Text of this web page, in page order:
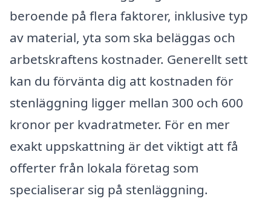
beroende på flera faktorer, inklusive typ
av material, yta som ska beläggas och
arbetskraftens kostnader. Generellt sett
kan du förvänta dig att kostnaden för
stenläggning ligger mellan 300 och 600
kronor per kvadratmeter. För en mer
exakt uppskattning är det viktigt att få
offerter från lokala företag som
specialiserar sig på stenläggning.